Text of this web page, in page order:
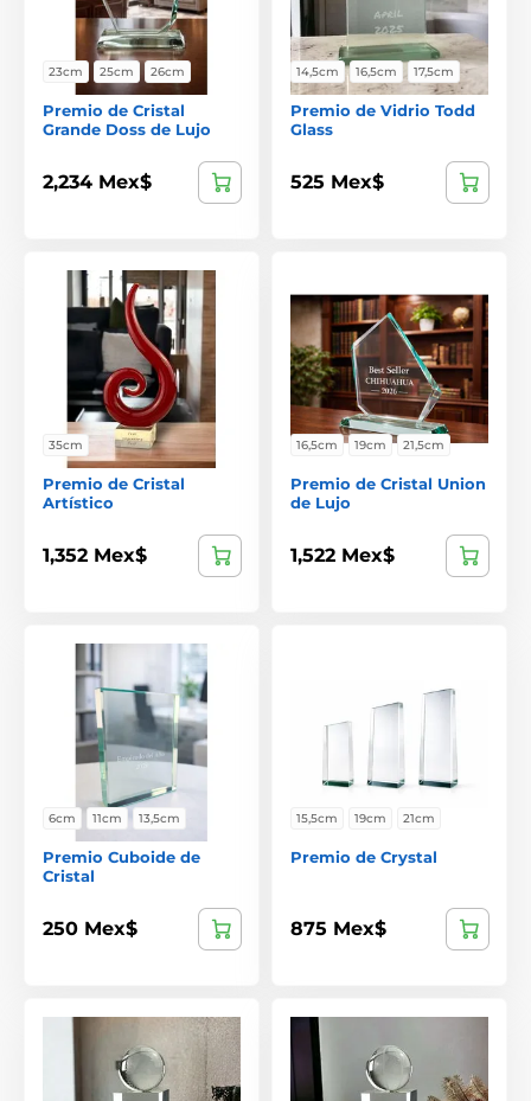
23cm 25cm 26cm
Premio de Cristal
Grande Doss de Lujo
2,234 Mex$
14,5cm 16,5cm 17,5cm
Premio de Vidrio Todd
Glass
525 Mex$
35cm
Premio de Cristal
Artístico
1,352 Mex$
16,5cm 19cm 21,5cm
Premio de Cristal Union
de Lujo
1,522 Mex$
6cm 11cm 13,5cm
Premio Cuboide de
Cristal
250 Mex$
15,5cm 19cm 21cm
Premio de Crystal
875 Mex$